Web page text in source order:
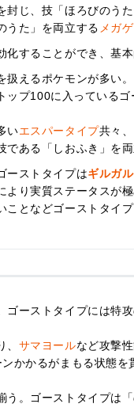
封じ、技「ほろびのう
うた」を両立する メガ
化することができ、基
えるポケモンが多い。
プ100に入っている
いエスパータイプ共々
ある「しおふき」を
ーストタイプはギルガ
より実質ステータスが
となどゴーストタイ
ーストタイプには特
サマヨールなど攻撃
かかるがまもる状態
。ゴーストタイプは